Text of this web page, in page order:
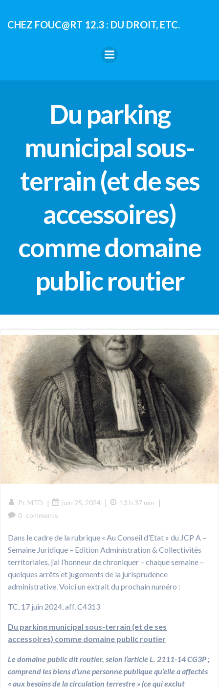
contenu
CHEZ FOUC@RT 12.3 : DU DROIT, ETC.
Du parking
municipal sous-
terrain (et de ses
accessoires)
comme domaine
public routier
Pr. MTD | juin 25, 2024 | 13 h 37 min |
0 comments
Dans le cadre de la rubrique « Au Conseil d’Etat » du JCP A –
Semaine Juridique – Edition Administration & Collectivités
territoriales, j’ai l’honneur de chroniquer – chaque semaine –
quelques arrêts et jugements de la jurisprudence
administrative. Voici un extrait du prochain numéro :
TC, 17 juin 2024, aff. C4313
Du parking municipal sous-terrain (et de ses
accessoires) comme domaine public routier
Le domaine public dit routier, selon l’article L. 2111-14 CG3P ;
comprend les biens d’une personne publique qu’elle a affectés
« aux besoins de la circulation terrestre » (ce qui exclut